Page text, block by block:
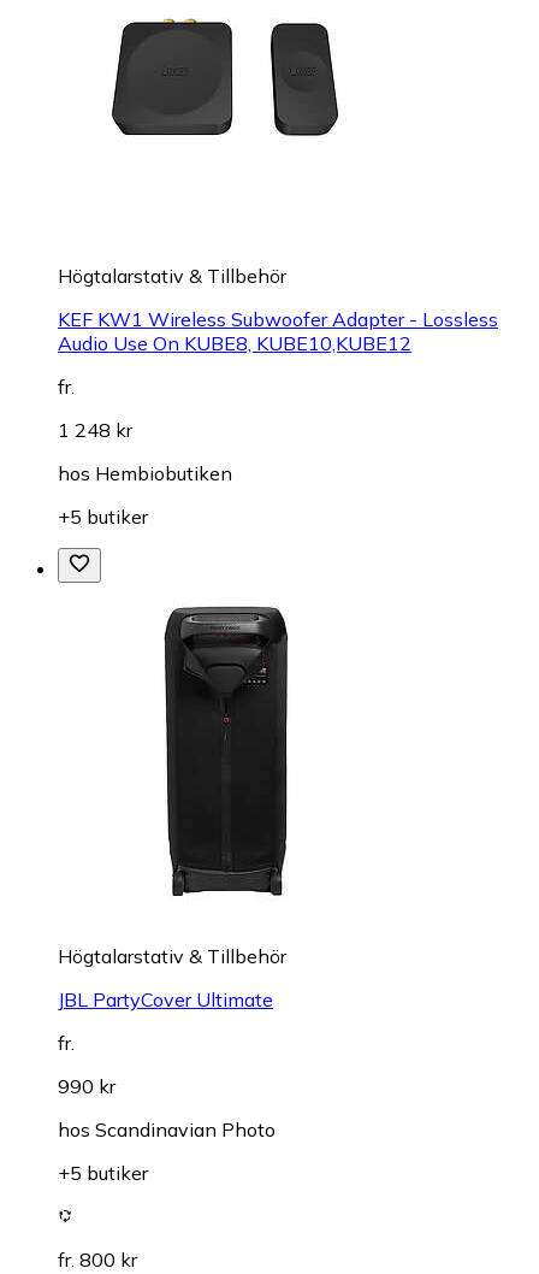
Högtalarstativ & Tillbehör
KEF KW1 Wireless Subwoofer Adapter - Lossless
Audio Use On KUBE8, KUBE10,KUBE12
fr.
1 248 kr
hos Hembiobutiken
+5 butiker
Högtalarstativ & Tillbehör
JBL PartyCover Ultimate
fr.
990 kr
hos Scandinavian Photo
+5 butiker
fr. 800 kr